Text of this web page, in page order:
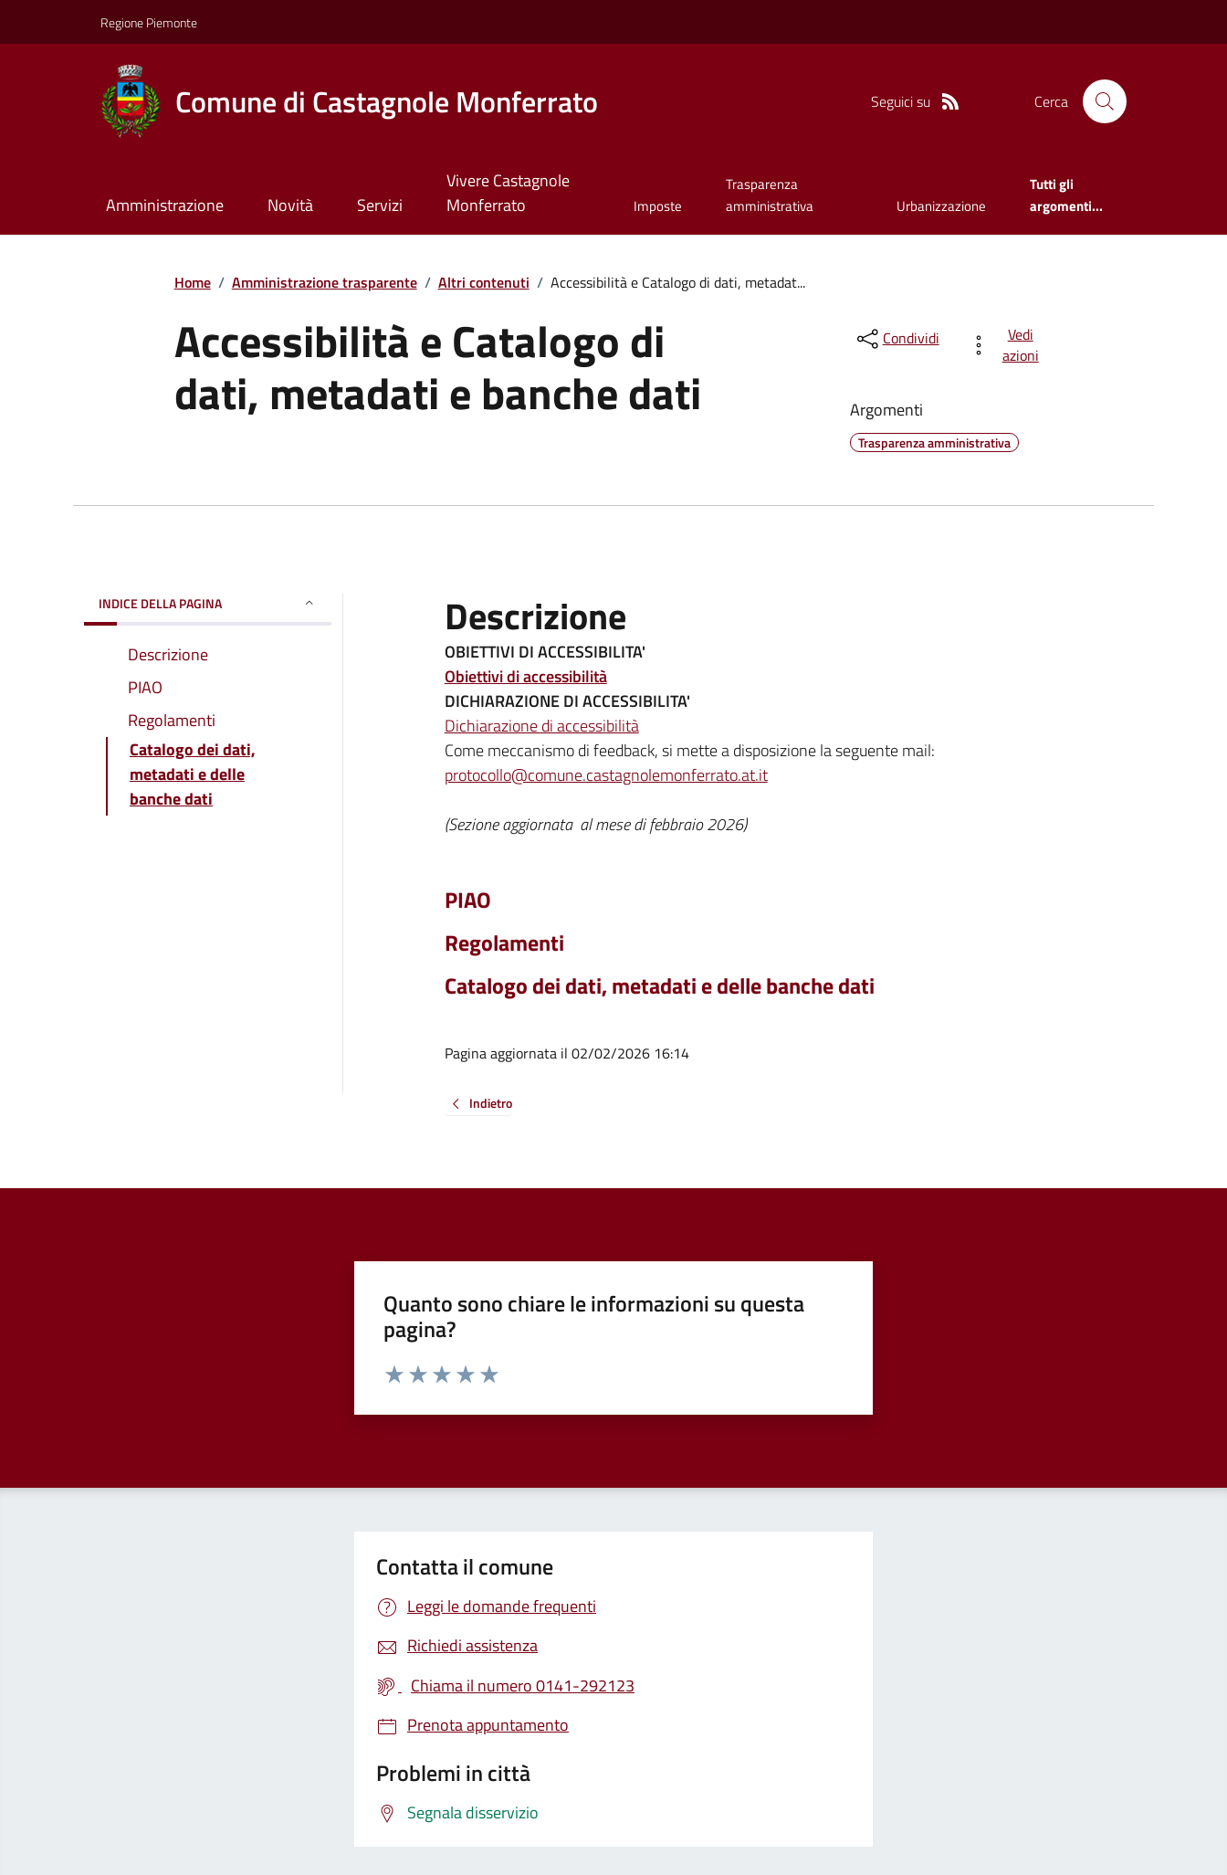
Regione Piemonte
Comune di Castagnole Monferrato Seguici su Cerca
Amministrazione Novità Servizi
Vivere Castagnole
Monferrato
Imposte
Trasparenza
amministrativa
Urbanizzazione
Tutti gli
argomenti...
Home / Amministrazione trasparente / Altri contenuti / Accessibilità e Catalogo di dati, metadat...
Accessibilità e Catalogo di
dati, metadati e banche dati
Condividi
Vedi
azioni
Argomenti
Trasparenza amministrativa
INDICE DELLA PAGINA
Descrizione
PIAO
Regolamenti
Catalogo dei dati,
metadati e delle
banche dati
Descrizione
OBIETTIVI DI ACCESSIBILITA'
Obiettivi di accessibilità
DICHIARAZIONE DI ACCESSIBILITA'
Dichiarazione di accessibilità
Come meccanismo di feedback, si mette a disposizione la seguente mail:
protocollo@comune.castagnolemonferrato.at.it
(Sezione aggiornata al mese di febbraio 2026)
PIAO
Regolamenti
Catalogo dei dati, metadati e delle banche dati
Pagina aggiornata il 02/02/2026 16:14
Indietro
Quanto sono chiare le informazioni su questa
pagina?
Valuta da 1 a 5 stelle la pagina
Contatta il comune
Leggi le domande frequenti
Richiedi assistenza
Chiama il numero 0141-292123
Prenota appuntamento
Problemi in città
Segnala disservizio